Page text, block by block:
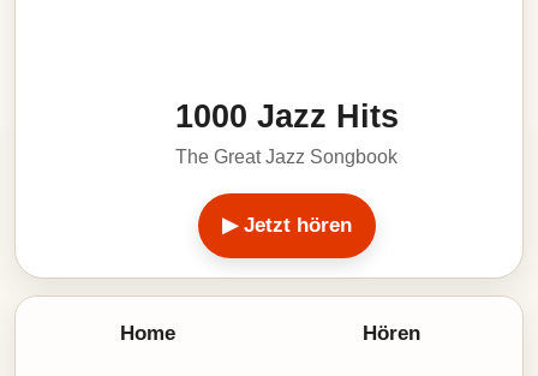
1000 Jazz Hits
The Great Jazz Songbook
▶ Jetzt hören
Home Hören